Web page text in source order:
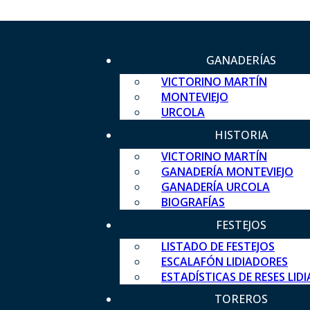
GANADERÍAS
VICTORINO MARTÍN
MONTEVIEJO
URCOLA
HISTORIA
VICTORINO MARTÍN
GANADERÍA MONTEVIEJO
GANADERÍA URCOLA
BIOGRAFÍAS
FESTEJOS
LISTADO DE FESTEJOS
ESCALAFÓN LIDIADORES
ESTADÍSTICAS DE RESES
TOREROS